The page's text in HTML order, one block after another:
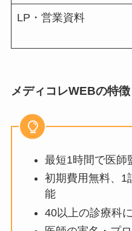
LP・営業資料
メディコレWEBの特徴
最短1時間で医師
初期費用無料、1
能
40以上の診療科